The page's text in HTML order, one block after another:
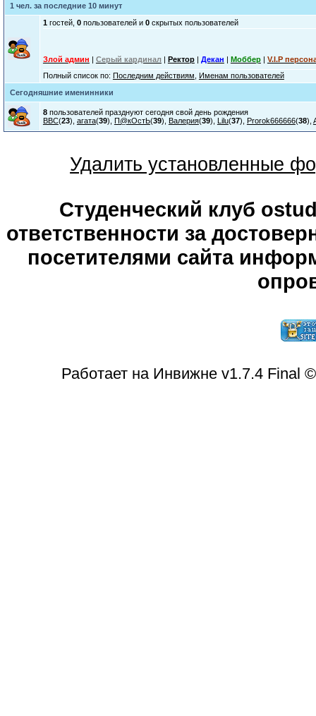
1 чел. за последние 10 минут
1гостей, 0пользователей и 0скрытых пользователей
Злой админ | Серый кардинал| Ректор| Декан | Моббер| V.I.P
Полный список по: Последним действиям Именам пользователей
Сегодняшние именинники
8пользователей празднуют сегодня свой день рождения
ВВС(23), агата(39), П@кОстЬ(39), Валерия(39), Lilu(37), Prorok666666(38),
Удалить установленные
Студенческий клуб
ответственности за
посетителями сайта
Работает на Инвижне v1.7.4 Final